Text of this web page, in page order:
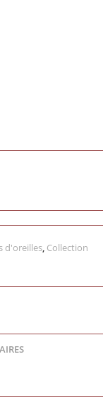
d'oreilles, Collection